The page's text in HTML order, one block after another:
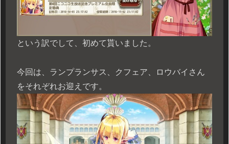
という訳でして、初めて貰いました。
今回は、ランプランサス、クフェア、ロウバイさん
をそれぞれお迎えです。